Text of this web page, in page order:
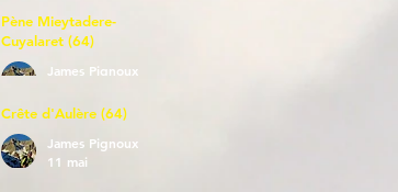
Pène Mieytadere-
Cuyalaret (64)
James Pignoux
Crête d'Aulère (64)
James Pignoux
11 mai